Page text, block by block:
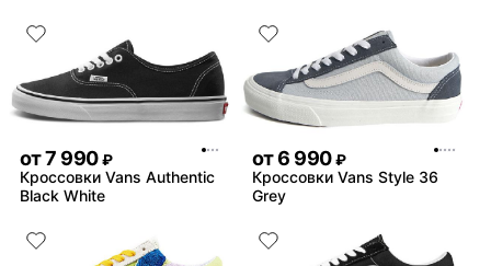
от7 990 ₽
Кроссовки Vans Authentic
Black White
от6 990 ₽
Кроссовки Vans Style 36
Grey